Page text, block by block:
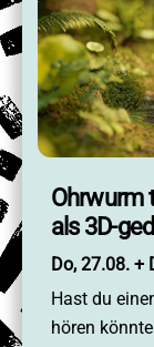
Ohrwurm
als 3D-
Do, 27.08. +
Hast du
hören